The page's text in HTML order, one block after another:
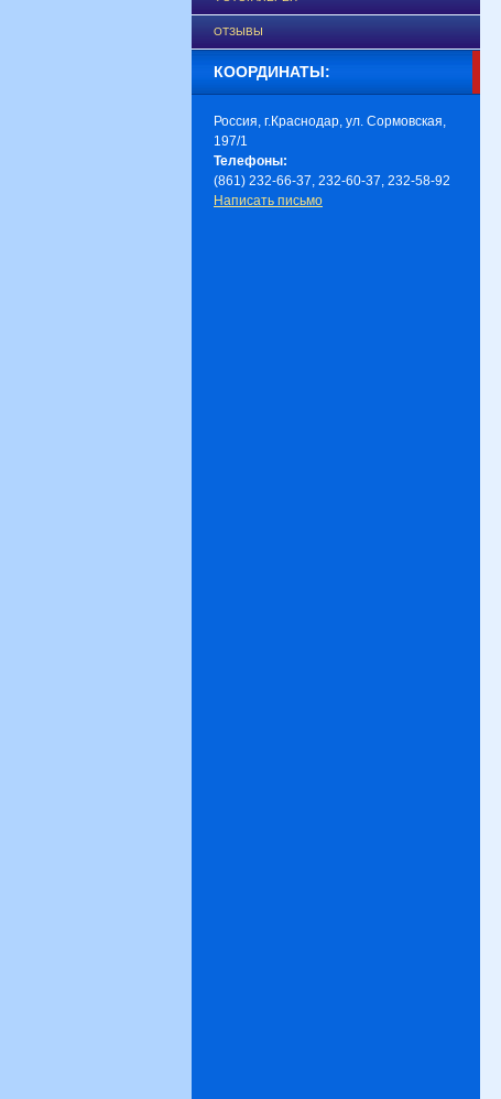
ОТЗЫВЫ
КООРДИНАТЫ:
Россия, г.Краснодар, ул. Сормовская,
197/1
Телефоны:
(861) 232-66-37, 232-60-37, 232-58-92
Написать письмо